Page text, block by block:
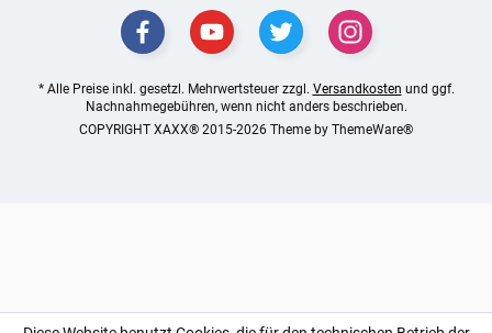
* Alle Preise inkl. gesetzl. Mehrwertsteuer zzgl. Versandkosten und ggf.
Nachnahmegebühren, wenn nicht anders beschrieben.
COPYRIGHT XAXX® 2015-2026 Theme by ThemeWare®